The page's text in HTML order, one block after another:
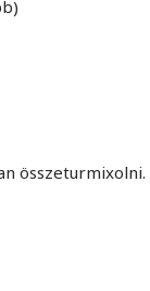
összeturmixolni.